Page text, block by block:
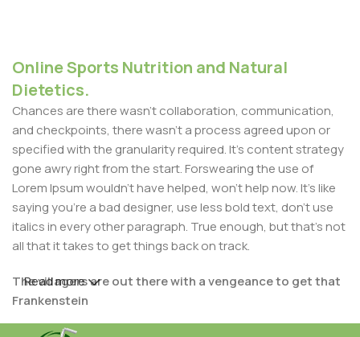
Online Sports Nutrition and Natural
Dietetics.
Chances are there wasn't collaboration, communication,
and checkpoints, there wasn't a process agreed upon or
specified with the granularity required. It's content strategy
gone awry right from the start. Forswearing the use of
Lorem Ipsum wouldn't have helped, won't help now. It's like
saying you're a bad designer, use less bold text, don't use
italics in every other paragraph. True enough, but that's not
all that it takes to get things back on track.
The villagers are out there with a vengeance to get that
Frankenstein
Read more